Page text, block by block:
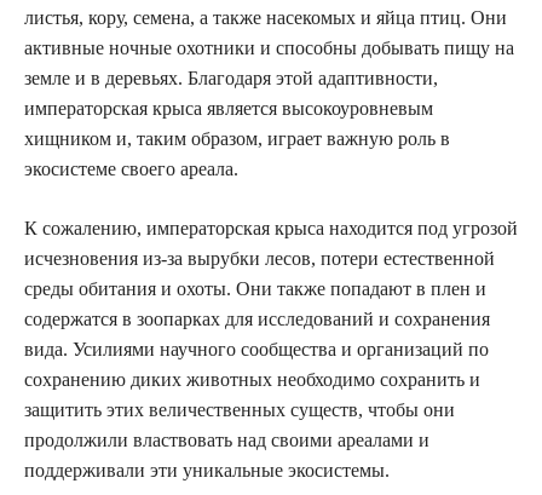
листья, кору, семена, а также насекомых и яйца птиц. Они
активные ночные охотники и способны добывать пищу на
земле и в деревьях. Благодаря этой адаптивности,
императорская крыса является высокоуровневым
хищником и, таким образом, играет важную роль в
экосистеме своего ареала.
К сожалению, императорская крыса находится под угрозой
исчезновения из-за вырубки лесов, потери естественной
среды обитания и охоты. Они также попадают в плен и
содержатся в зоопарках для исследований и сохранения
вида. Усилиями научного сообщества и организаций по
сохранению диких животных необходимо сохранить и
защитить этих величественных существ, чтобы они
продолжили властвовать над своими ареалами и
поддерживали эти уникальные экосистемы.